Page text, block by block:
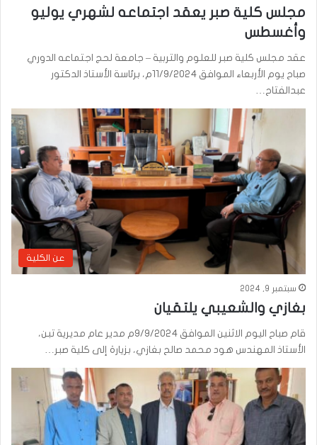
مجلس كلية صبر يعقد اجتماعه لشهري يوليو
وأغسطس
عقد مجلس كلية صبر للعلوم والتربية – جامعة لحج اجتماعه الدوري
صباح يوم الأربعاء الموافق 11/9/2024م، برئاسة الأستاذ الدكتور
عبدالفتاح…
عن الكلية
سبتمبر 9, 2024
بغازي والشعيبي يلتقيان
قام صباح اليوم الاثنين الموافق ٩/٩/٢٠٢٤م مدير عام مديرية تبن،
الأستاذ المهندس هود محمد صالح بغازي، بزيارة إلى كلية صبر…